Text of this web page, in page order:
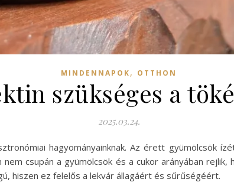
MINDENNAPOK, OTTHON
szükséges a
2025.03.24.
hagyományainknak. Az érett gyümölcsök
csupán a gyümölcsök és a cukor arányában
hiszen ez felelős a lekvár állagáért és sűrűségéért.